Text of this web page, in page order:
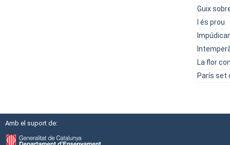
Guix
I és prou
La flor
París set
Amb el suport de: